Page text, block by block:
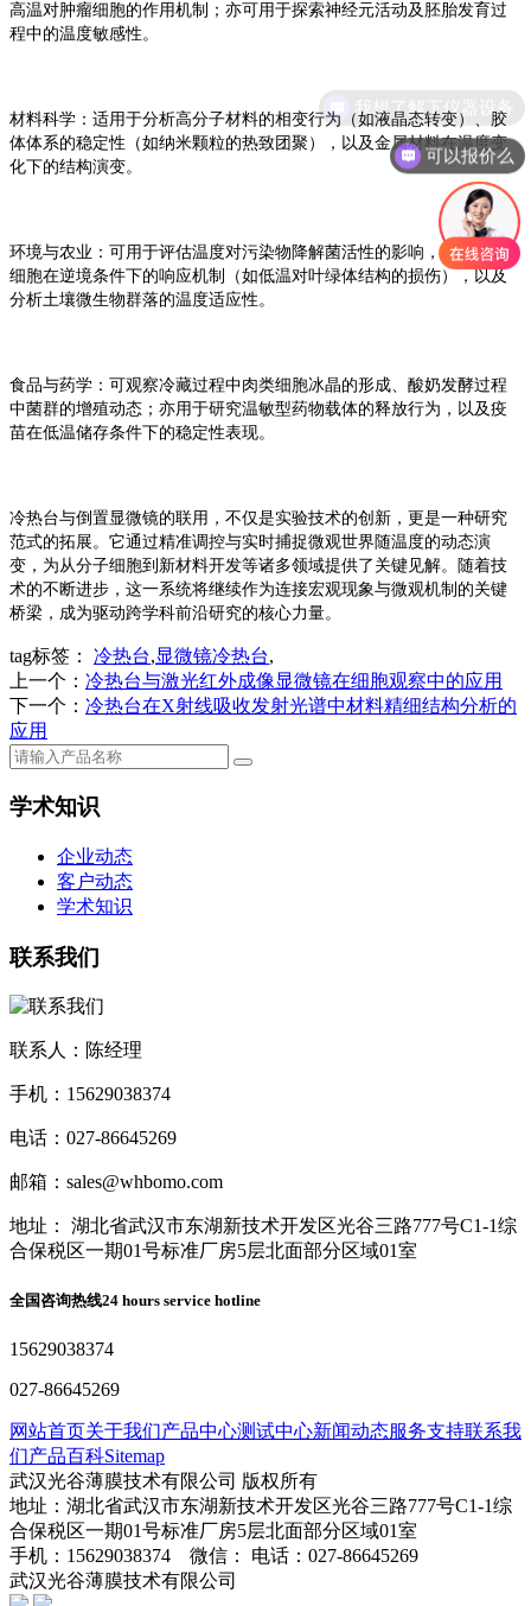
高温对肿瘤细胞的作用机制；亦可用于探索神经元活动及胚胎发育过
程中的温度敏感性。
材料科学：适用于分析高分子材料的相变行为（如液晶态转变）、胶
体体系的稳定性（如纳米颗粒的热致团聚），以及金属材料在温度变
化下的结构演变。
环境与农业：可用于评估温度对污染物降解菌活性的影响，研究植物
细胞在逆境条件下的响应机制（如低温对叶绿体结构的损伤），以及
分析土壤微生物群落的温度适应性。
食品与药学：可观察冷藏过程中肉类细胞冰晶的形成、酸奶发酵过程
中菌群的增殖动态；亦用于研究温敏型药物载体的释放行为，以及疫
苗在低温储存条件下的稳定性表现。
冷热台与倒置显微镜的联用，不仅是实验技术的创新，更是一种研究
范式的拓展。它通过精准调控与实时捕捉微观世界随温度的动态演
变，为从分子细胞到新材料开发等诸多领域提供了关键见解。随着技
术的不断进步，这一系统将继续作为连接宏观现象与微观机制的关键
桥梁，成为驱动跨学科前沿研究的核心力量。
tag标签： 冷热台,显微镜冷热台,
上一个： 冷热台与激光红外成像显微镜在细胞观察中的应用
下一个： 冷热台在X射线吸收发射光谱中材料精细结构分析的
应用
学术知识
企业动态
客户动态
学术知识
联系我们
联系人：陈经理
手机：15629038374
电话：027-86645269
邮箱：sales@whbomo.com
地址： 湖北省武汉市东湖新技术开发区光谷三路777号C1-1综
合保税区一期01号标准厂房5层北面部分区域01室
全国咨询热线24 hours service hotline
15629038374
027-86645269
网站首页关于我们产品中心测试中心新闻动态服务支持联系我
们产品百科Sitemap
武汉光谷薄膜技术有限公司 版权所有
地址：湖北省武汉市东湖新技术开发区光谷三路777号C1-1综
合保税区一期01号标准厂房5层北面部分区域01室
手机：15629038374 微信： 电话：027-86645269
武汉光谷薄膜技术有限公司
可以报价么